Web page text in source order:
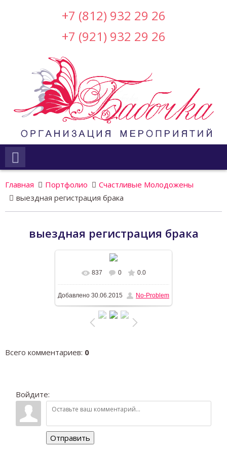
+7 (812) 932 29 26
+7 (921) 932 29 26
Главная Портфолио
Счастливые Молодожены
выездная регистрация брака
выездная регистрация брака
В реальном размере 600x800
240.8Kb
837 0 0.0
Добавлено 30.06.2015 No-Problem
Всего комментариев: 0
Войдите:
Отправить